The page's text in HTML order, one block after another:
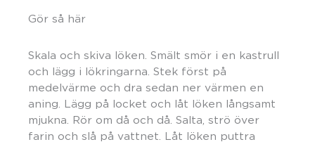
Gör så här
Skala och skiva löken. Smält smör i en kastrull
och lägg i lökringarna. Stek först på
medelvärme och dra sedan ner värmen en
aning. Lägg på locket och låt löken långsamt
mjukna. Rör om då och då. Salta, strö över
farin och slå på vattnet. Låt löken puttra